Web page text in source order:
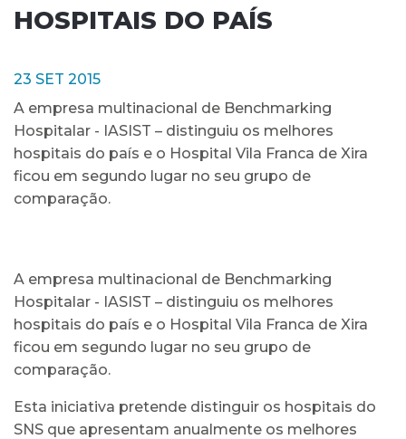
HOSPITAIS DO PAÍS
23 SET 2015
A empresa multinacional de Benchmarking
Hospitalar - IASIST – distinguiu os melhores
hospitais do país e o Hospital Vila Franca de Xira
ficou em segundo lugar no seu grupo de
comparação.
A empresa multinacional de Benchmarking
Hospitalar - IASIST – distinguiu os melhores
hospitais do país e o Hospital Vila Franca de Xira
ficou em segundo lugar no seu grupo de
comparação.
Esta iniciativa pretende distinguir os hospitais do
SNS que apresentam anualmente os melhores